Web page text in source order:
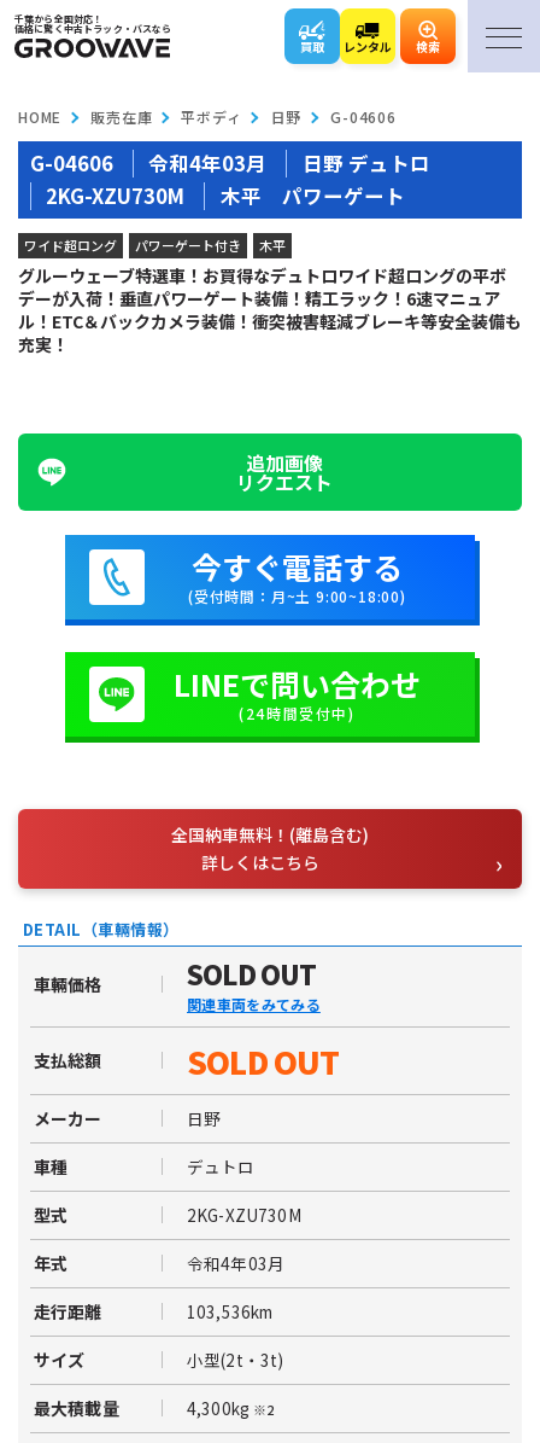
千葉から全国対応！
価格に驚く中古トラック・バスなら
買取 レンタル 検索
HOME 販売在庫 平ボディ 日野 G-04606
G-04606 令和4年03月
日野 デュトロ
2KG-XZU730M
木平 パワーゲート
ワイド超ロング パワーゲート付き 木平
グルーウェーブ特選車！お買得なデュトロワイド超ロングの平ボ
デーが入荷！垂直パワーゲート装備！精工ラック！6速マニュア
ル！ETC＆バックカメラ装備！衝突被害軽減ブレーキ等安全装備も
充実！
追加画像
リクエスト
今すぐ電話する
(受付時間：月~土 9:00~18:00)
LINEで問い合わせ
(24時間受付中)
全国納車無料！(離島含む)
詳しくはこちら
DETAIL（車輛情報）
車輛価格 SOLD OUT
関連車両をみてみる
支払総額 SOLD OUT
メーカー 日野
車種 デュトロ
型式 2KG-XZU730M
年式 令和4年03月
走行距離 103,536km
サイズ 小型(2t・3t)
最大積載量 4,300kg ※2